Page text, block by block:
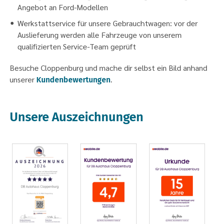
Angebot an Ford-Modellen
Werkstattservice für unsere Gebrauchtwagen: vor der
Auslieferung werden alle Fahrzeuge von unserem
qualifizierten Service-Team geprüft
Besuche Cloppenburg und mache dir selbst ein Bild anhand
unserer Kundenbewertungen.
Unsere Auszeichnungen